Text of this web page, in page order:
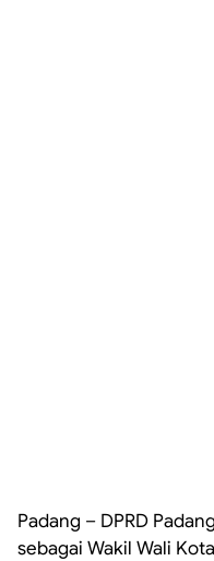
Padang – DPRD
sebagai Wakil Wali